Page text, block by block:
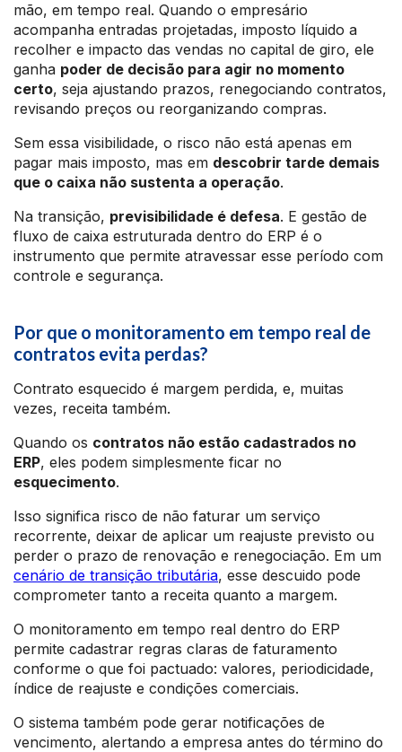
mão, em tempo real. Quando o empresário
acompanha entradas projetadas, imposto líquido a
recolher e impacto das vendas no capital de giro, ele
ganha poder de decisão para agir no momento
certo, seja ajustando prazos, renegociando contratos,
revisando preços ou reorganizando compras.
Sem essa visibilidade, o risco não está apenas em
pagar mais imposto, mas em descobrir tarde demais
que o caixa não sustenta a operação.
Na transição, previsibilidade é defesa. E gestão de
fluxo de caixa estruturada dentro do ERP é o
instrumento que permite atravessar esse período com
controle e segurança.
Por que o monitoramento em tempo real de
contratos evita perdas?
Contrato esquecido é margem perdida, e, muitas
vezes, receita também.
Quando os contratos não estão cadastrados no
ERP, eles podem simplesmente ficar no
esquecimento.
Isso significa risco de não faturar um serviço
recorrente, deixar de aplicar um reajuste previsto ou
perder o prazo de renovação e renegociação. Em um
cenário de transição tributária, esse descuido pode
comprometer tanto a receita quanto a margem.
O monitoramento em tempo real dentro do ERP
permite cadastrar regras claras de faturamento
conforme o que foi pactuado: valores, periodicidade,
índice de reajuste e condições comerciais.
O sistema também pode gerar notificações de
vencimento, alertando a empresa antes do término do